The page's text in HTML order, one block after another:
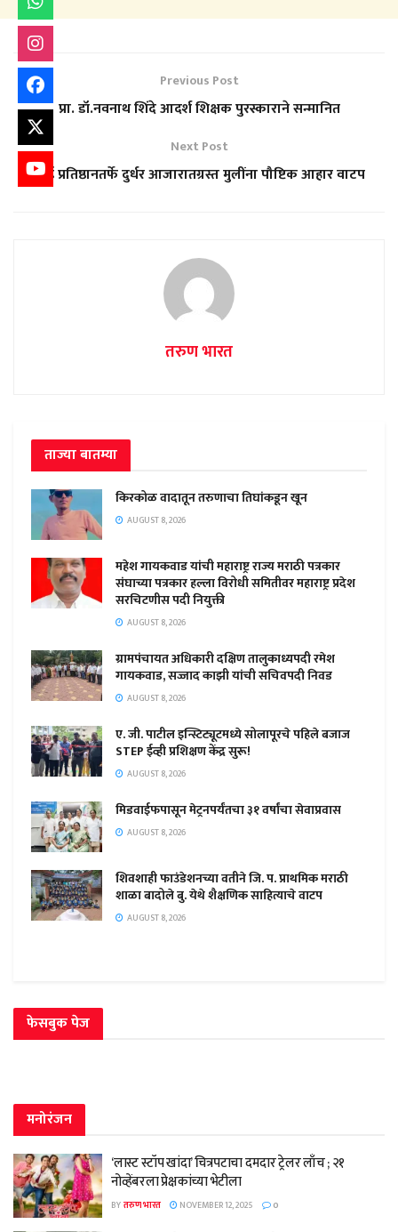
Previous Post
प्रा. डॉ.नवनाथ शिंदे आदर्श शिक्षक पुरस्काराने सन्मानित
Next Post
आई प्रतिष्ठानतर्फे दुर्धर आजारातग्रस्त मुलींना पौष्टिक आहार वाटप
तरुण भारत
ताज्या बातम्या
किरकोळ वादातून तरुणाचा तिघांकडून खून
AUGUST 8, 2026
महेश गायकवाड यांची महाराष्ट्र राज्य मराठी पत्रकार
संघाच्या पत्रकार हल्ला विरोधी समितीवर महाराष्ट्र प्रदेश
सरचिटणीस पदी नियुक्ती
AUGUST 8, 2026
ग्रामपंचायत अधिकारी दक्षिण तालुकाध्यपदी रमेश
गायकवाड, सज्जाद काझी यांची सचिवपदी निवड
AUGUST 8, 2026
ए. जी. पाटील इन्स्टिट्यूटमध्ये सोलापूरचे पहिले बजाज
STEP ईव्ही प्रशिक्षण केंद्र सुरू!
AUGUST 8, 2026
मिडवाईफपासून मेट्रनपर्यंतचा ३१ वर्षांचा सेवाप्रवास
AUGUST 8, 2026
शिवशाही फाउंडेशनच्या वतीने जि. प. प्राथमिक मराठी
शाळा बादोले बु. येथे शैक्षणिक साहित्याचे वाटप
AUGUST 8, 2026
फेसबुक पेज
मनोरंजन
‘लास्ट स्टॉप खांदा’ चित्रपटाचा दमदार ट्रेलर लाँच ; २१
नोव्हेंबरला प्रेक्षकांच्या भेटीला
BYतरुण भारत NOVEMBER 12, 2025 0